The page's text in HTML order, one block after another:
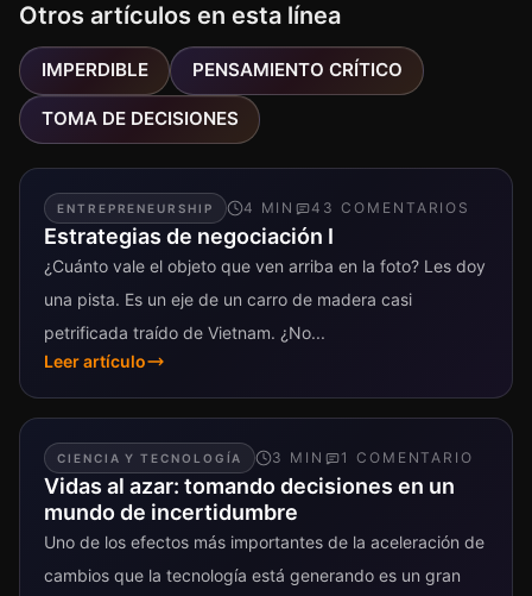
Otros artículos en esta línea
IMPERDIBLE PENSAMIENTO CRÍTICO
TOMA DE DECISIONES
ENTREPRENEURSHIP 4 MIN 43 COMENTARIO S
Estrategias de negociación I
¿Cuánto vale el objeto que ven arriba en la foto? Les doy
una pista. Es un eje de un carro de madera casi
petrificada traído de Vietnam. ¿No...
Leer artículo
CIENCIA Y TECNOLOGÍA 3 MIN 1 COMENTARIO
Vidas al azar: tomando decisiones en un
mundo de incertidumbre
Uno de los efectos más importantes de la aceleración de
cambios que la tecnología está generando es un gran